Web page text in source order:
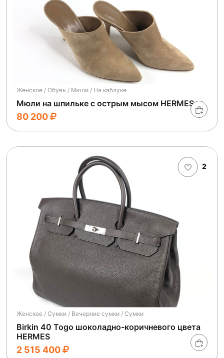
Женское / Обувь / Мюли / На каблуке
Мюли на шпильке с острым мысом HERMES
80 200
2
Женское / Сумки / Вечерние сумки / Сумки
Birkin 40 Togo шоколадно-коричневого цвета
HERMES
2 515 400